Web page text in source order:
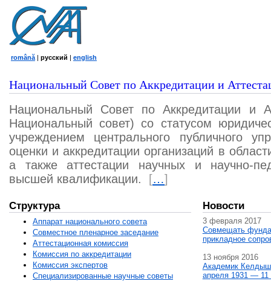
română | русский | english
Национальный Совет по Аккредитации и
Национальный Совет по Аккредитации и
Национальный совет) со статусом
учреждением центрального публичного
оценки и аккредитации организаций в
а также аттестации научных и научно-
высшей квалификации.
[…]
Структура
Аппарат национального совета
Совместное пленарное заседание
Аттестационная комисcия
Комиссия по аккредитации
Комиссия экспертов
Специализированные научные советы
Новости
3 февраля 2017
Совмещать
прикладное
13 ноября 2016
Академик
апреля 1931 — 11